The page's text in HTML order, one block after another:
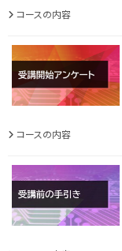
コースの内容
コースの内容